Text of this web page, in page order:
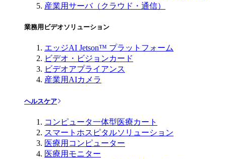
産業用サーバ（クラウド・通信）
業務用ビデオソリューション
エッジAI Jetson™ プラットフォーム
ビデオ・ビジョンカード
ビデオアプライアンス
産業用AIカメラ
ヘルスケア
コンピュータ一体型医療カート
スマートホスピタルソリューション
医療用コンピューター
医療用モニター